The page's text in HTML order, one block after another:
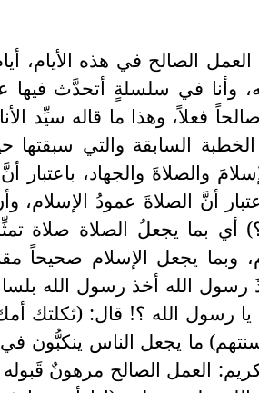
الصالح في هذه الأيام،
في سلسلةٍ أتحدَّث فيها
فعلاً، وهذا ما قاله سيِّد
السابقة والتي سبقتها
والصلاةَ والجهاد، باعتبار
أنَّ الصلاةَ عمودُ الإسلام،
أي بما يجعلُ الصلاة صلاة
وبما يجعل الإسلام صحيحاً
الله أخذ رسول الله
رسول الله ؟! قال: (ثكلتك
ما يجعل الناس ينكبُّون في
العمل الصالح مرهونٌ قَبوله